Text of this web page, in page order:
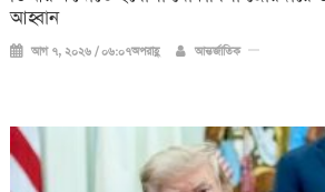
আহ্বান
আগ ৭, ২০২৬ / ০৬:০৭অপরাহ্ণ আন্তর্জাতিক